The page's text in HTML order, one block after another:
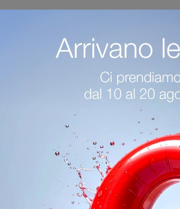
Negozio Di Sedie Operative A Mantova
Negozio Di Sedie Operative Vitra Sirmione
Arredo Ufficio Vitra Sirmione
i cataloghi